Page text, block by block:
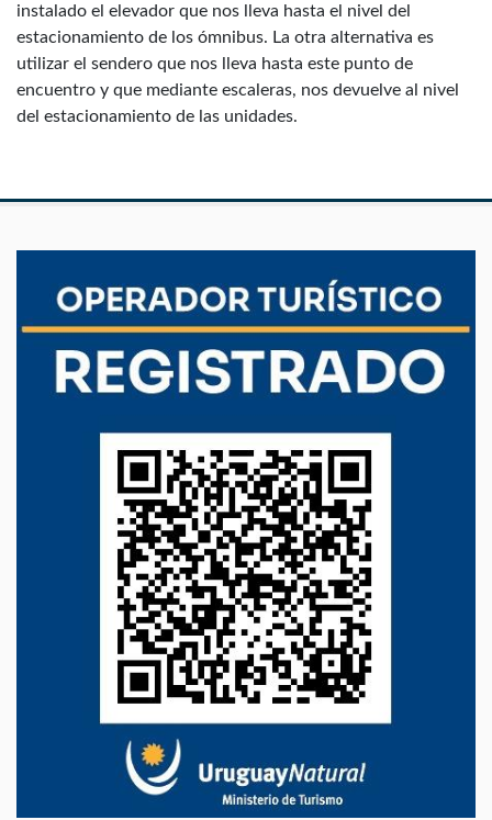
instalado el elevador que nos lleva hasta el nivel del
estacionamiento de los ómnibus. La otra alternativa es
utilizar el sendero que nos lleva hasta este punto de
encuentro y que mediante escaleras, nos devuelve al nivel
del estacionamiento de las unidades.